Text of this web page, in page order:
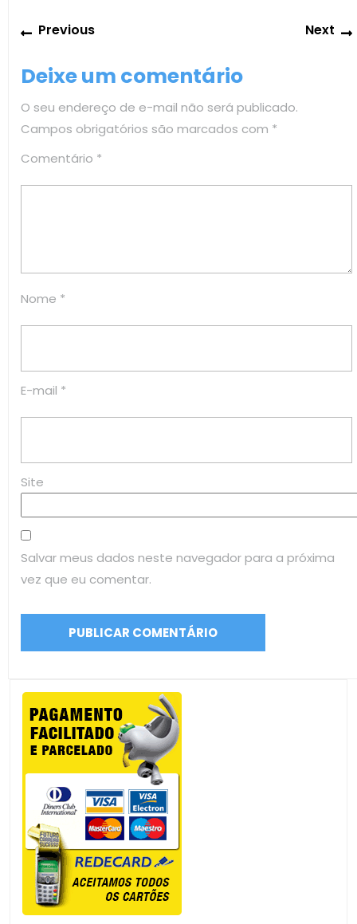
Navegação
de
Post
PreviousPrevious
Next
Deixe um comentário
O seu endereço de e-mail não será publicado.
Campos obrigatórios são marcados com *
Comentário *
Nome *
E-mail *
Site
Salvar meus dados neste navegador para a próxima
vez que eu comentar.